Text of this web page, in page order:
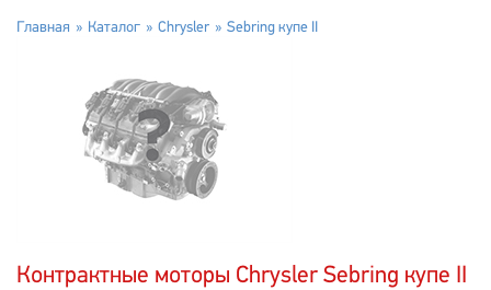
Главная Каталог Chrysler Sebring купе II
Контрактные моторы Chrysler Sebring купе II